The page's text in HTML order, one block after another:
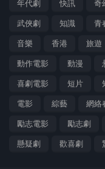
年代劇 快訊 奇
武俠劇 知識 青
音樂 香港 旅遊
動作電影 動漫
喜劇電影 短片
電影 綜藝 網絡
勵志電影 勵志劇
懸疑劇 歡喜劇